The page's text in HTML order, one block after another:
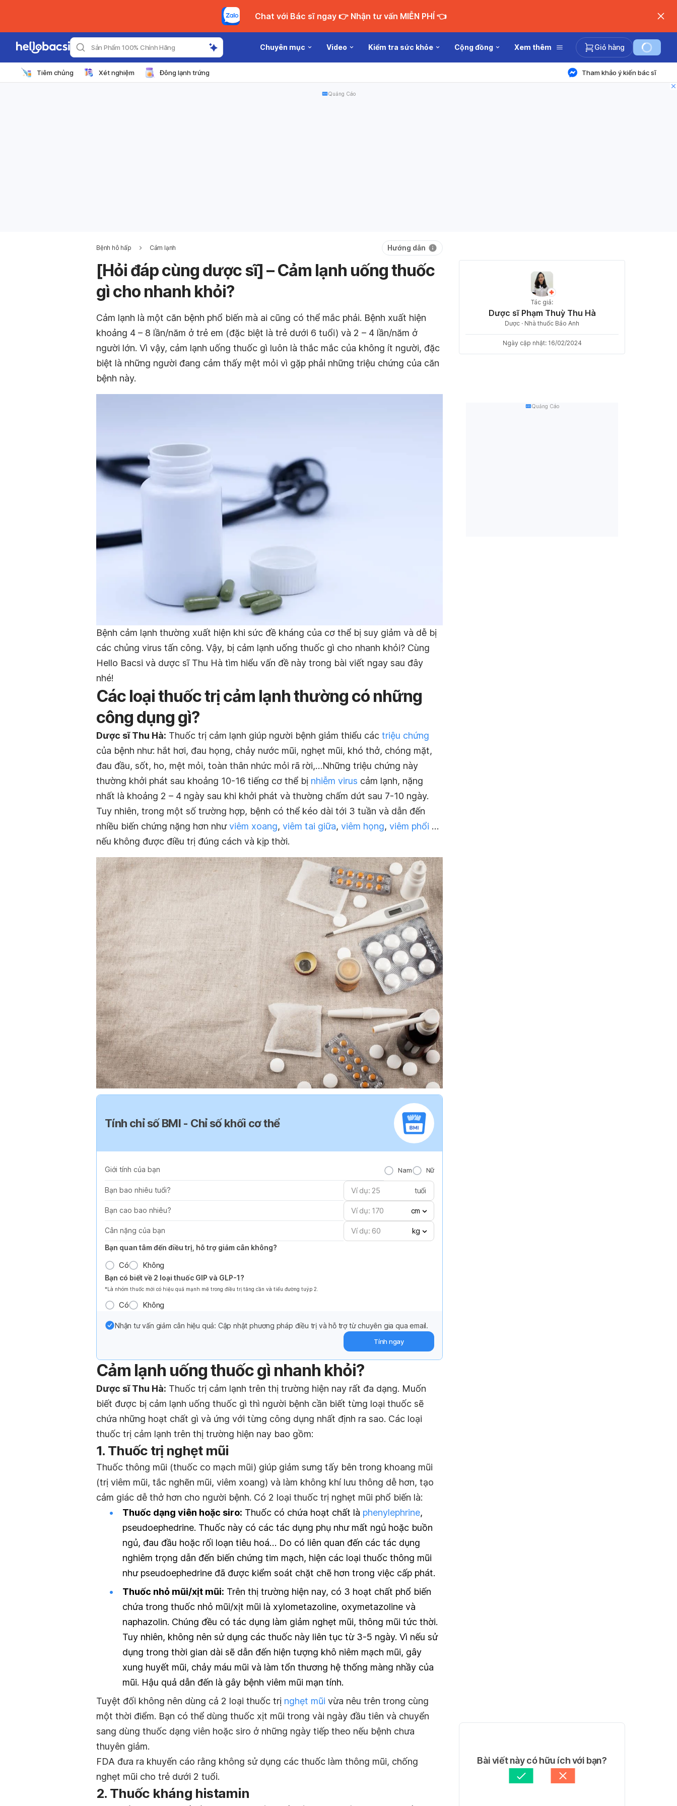
Chat với Bác sĩ ngay 👉 Nhận tư vấn MIỄN PHÍ 👈
Sản Phẩm 100% Chính Hãng Chuyên mục Video Kiểm tra sức khỏe Cộng đồng Xem thêm Giỏ hàng
Tiêm chủng Xét nghiệm Đông lạnh trứng Tham khảo ý kiến bác sĩ
Quảng Cáo
Bệnh hô hấp Cảm lạnh Hướng dẫn
[Hỏi đáp cùng dược sĩ] – Cảm lạnh uống thuốc
gì cho nhanh khỏi?
Cảm lạnh là một căn bệnh phổ biến mà ai cũng có thể mắc phải. Bệnh xuất hiện
khoảng 4 – 8 lần/năm ở trẻ em (đặc biệt là trẻ dưới 6 tuổi) và 2 – 4 lần/năm ở
người lớn. Vì vậy, cảm lạnh uống thuốc gì luôn là thắc mắc của không ít người, đặc
biệt là những người đang cảm thấy mệt mỏi vì gặp phải những triệu chứng của căn
bệnh này.
Bệnh cảm lạnh thường xuất hiện khi sức đề kháng của cơ thể bị suy giảm và dễ bị
các chủng virus tấn công. Vậy, bị cảm lạnh uống thuốc gì cho nhanh khỏi? Cùng
Hello Bacsi và dược sĩ Thu Hà tìm hiểu vấn đề này trong bài viết ngay sau đây
nhé!
Các loại thuốc trị cảm lạnh thường có những
công dụng gì?
Dược sĩ Thu Hà: Thuốc trị cảm lạnh giúp người bệnh giảm thiểu các triệu chứng
của bệnh như: hắt hơi, đau họng, chảy nước mũi, nghẹt mũi, khó thở, chóng mặt,
đau đầu, sốt, ho, mệt mỏi, toàn thân nhức mỏi rã rời,…Những triệu chứng này
thường khởi phát sau khoảng 10-16 tiếng cơ thể bị nhiễm virus cảm lạnh, nặng
nhất là khoảng 2 – 4 ngày sau khi khởi phát và thường chấm dứt sau 7-10 ngày.
Tuy nhiên, trong một số trường hợp, bệnh có thể kéo dài tới 3 tuần và dẫn đến
nhiều biến chứng nặng hơn nhưviêm xoang, viêm tai giữa, viêm họng, viêm phổi …
nếu không được điều trị đúng cách và kịp thời.
Tính chỉ số BMI - Chỉ số khối cơ thể
Giới tính của bạn Nam Nữ
Bạn bao nhiêu tuổi? tuổi
Bạn cao bao nhiêu? cm
Cân nặng của bạn
kg
Bạn quan tâm đến điều trị, hỗ trợ giảm cân không?
Có Không
Bạn có biết về 2 loại thuốc GIP và GLP-1?
*Là nhóm thuốc mới có hiệu quả mạnh mẽ trong điều trị tăng cần và tiểu đường tuýp 2.
Có Không
Nhận tư vấn giảm cân hiệu quả: Cập nhật phương pháp điều trị và hỗ trợ từ chuyên gia qua email.
Tính ngay
Cảm lạnh uống thuốc gì nhanh khỏi?
Dược sĩ Thu Hà: Thuốc trị cảm lạnh trên thị trường hiện nay rất đa dạng. Muốn
biết được bị cảm lạnh uống thuốc gì thì người bệnh cần biết từng loại thuốc sẽ
chứa những hoạt chất gì và ứng với từng công dụng nhất định ra sao. Các loại
thuốc trị cảm lạnh trên thị trường hiện nay bao gồm:
1. Thuốc trị nghẹt mũi
Thuốc thông mũi (thuốc co mạch mũi) giúp giảm sưng tấy bên trong khoang mũi
(trị viêm mũi, tắc nghẽn mũi, viêm xoang) và làm không khí lưu thông dễ hơn, tạo
cảm giác dễ thở hơn cho người bệnh. Có 2 loại thuốc trị nghẹt mũi phổ biến là:
Thuốc dạng viên hoặc siro: Thuốc có chứa hoạt chất là phenylephrine,
pseudoephedrine. Thuốc này có các tác dụng phụ như mất ngủ hoặc buồn
ngủ, đau đầu hoặc rối loạn tiêu hoá… Do có liên quan đến các tác dụng
nghiêm trọng dẫn đến biến chứng tim mạch, hiện các loại thuốc thông mũi
như pseudoephedrine đã được kiểm soát chặt chẽ hơn trong việc cấp phát.
Thuốc nhỏ mũi/xịt mũi: Trên thị trường hiện nay, có 3 hoạt chất phổ biến
chứa trong thuốc nhỏ mũi/xịt mũi là xylometazoline, oxymetazoline và
naphazolin. Chúng đều có tác dụng làm giảm nghẹt mũi, thông mũi tức thời.
Tuy nhiên, không nên sử dụng các thuốc này liên tục từ 3-5 ngày. Vì nếu sử
dụng trong thời gian dài sẽ dẫn đến hiện tượng khô niêm mạch mũi, gây
xung huyết mũi, chảy máu mũi và làm tổn thương hệ thống màng nhầy của
mũi. Hậu quả dẫn đến là gây bệnh viêm mũi mạn tính.
Tuyệt đối không nên dùng cả 2 loại thuốc trị nghẹt mũi vừa nêu trên trong cùng
một thời điểm. Bạn có thể dùng thuốc xịt mũi trong vài ngày đầu tiên và chuyển
sang dùng thuốc dạng viên hoặc siro ở những ngày tiếp theo nếu bệnh chưa
thuyên giảm.
FDA đưa ra khuyến cáo rằng không sử dụng các thuốc làm thông mũi, chống
nghẹt mũi cho trẻ dưới 2 tuổi.
2. Thuốc kháng histamin
Tác giả:
Dược sĩ Phạm Thuỳ Thu Hà
Dược · Nhà thuốc Bảo Anh
Ngày cập nhật: 16/02/2024
Quảng Cáo
Bài viết này có hữu ích với bạn?